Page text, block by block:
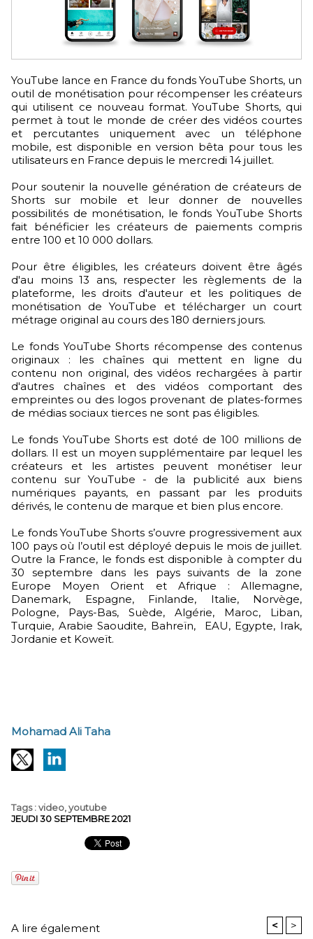
YouTube lance en France du fonds YouTube Shorts, un
outil de monétisation pour récompenser les créateurs
qui utilisent ce nouveau format. YouTube Shorts, qui
permet à tout le monde de créer des vidéos courtes
et percutantes uniquement avec un téléphone
mobile, est disponible en version bêta pour tous les
utilisateurs en France depuis le mercredi 14 juillet.
Pour soutenir la nouvelle génération de créateurs de
Shorts sur mobile et leur donner de nouvelles
possibilités de monétisation, le fonds YouTube Shorts
fait bénéficier les créateurs de paiements compris
entre 100 et 10 000 dollars.
Pour être éligibles, les créateurs doivent être âgés
d'au moins 13 ans, respecter les règlements de la
plateforme, les droits d'auteur et les politiques de
monétisation de YouTube et télécharger un court
métrage original au cours des 180 derniers jours.
Le fonds YouTube Shorts récompense des contenus
originaux : les chaînes qui mettent en ligne du
contenu non original, des vidéos rechargées à partir
d'autres chaînes et des vidéos comportant des
empreintes ou des logos provenant de plates-formes
de médias sociaux tierces ne sont pas éligibles.
Le fonds YouTube Shorts est doté de 100 millions de
dollars. Il est un moyen supplémentaire par lequel les
créateurs et les artistes peuvent monétiser leur
contenu sur YouTube - de la publicité aux biens
numériques payants, en passant par les produits
dérivés, le contenu de marque et bien plus encore.
Le fonds YouTube Shorts s’ouvre progressivement aux
100 pays où l’outil est déployé depuis le mois de juillet.
Outre la France, le fonds est disponible à compter du
30 septembre dans les pays suivants de la zone
Europe Moyen Orient et Afrique : Allemagne,
Danemark, Espagne, Finlande, Italie, Norvège,
Pologne, Pays-Bas, Suède, Algérie, Maroc, Liban,
Turquie, Arabie Saoudite, Bahreïn, EAU, Egypte, Irak,
Jordanie et Koweït.
Mohamad Ali Taha
Tags:video,youtube
JEUDI 30 SEPTEMBRE 2021
A lire également < >